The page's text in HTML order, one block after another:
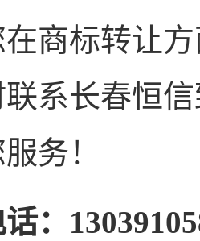
商标转让
系长春恒
务！
：